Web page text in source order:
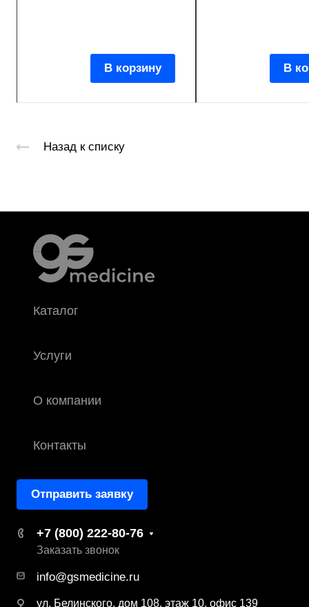
В корзину В
Назад к списку
Каталог
Услуги
О компании
Контакты
Отправить заявку
+7 (800) 222-80-76
Заказать звонок
info@gsmedicine.ru
ул. Белинского, дом 108, этаж 10, офис 139